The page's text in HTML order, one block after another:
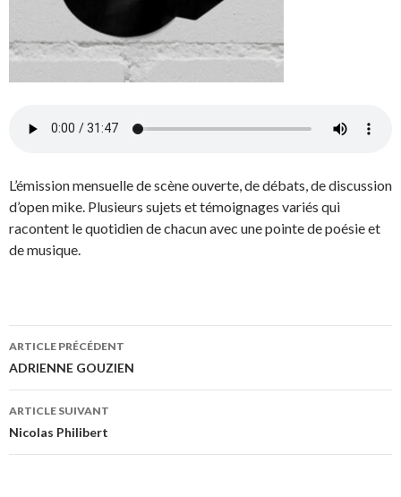
L’émission mensuelle de scène ouverte, de débats, de discussion
d’open mike. Plusieurs sujets et témoignages variés qui
racontent le quotidien de chacun avec une pointe de poésie et
de musique.
Navigation
des
articles
ARTICLE PRÉCÉDENT
ADRIENNE GOUZIEN
ARTICLE SUIVANT
Nicolas Philibert